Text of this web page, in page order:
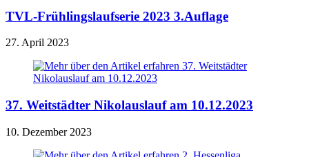
TVL-Frühlingslaufserie 2023 3.Auflage
27. April 2023
37. Weitstädter Nikolauslauf am 10.12.2023
10. Dezember 2023